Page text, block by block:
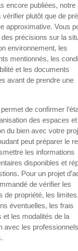
encore publiées, notre
vérifier plutôt que de
approximative. Vous
précisions sur la
environnement, les
mentionnés, les
et les documents
avant de prendre une
de confirmer
des espaces et
du bien avec votre
peut préparer le
les informations
disponibles et
Pour un projet
de vérifier les
de propriété, les
éventuelles, les frais
et les modalités de la
avec les professionnels